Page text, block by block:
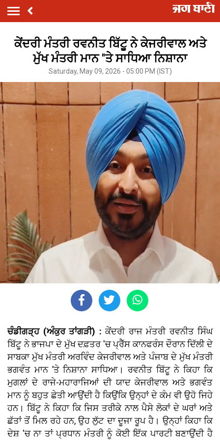
ਕੇਂਦਰੀ ਮੰਤਰੀ ਰਵਨੀਤ ਬਿੱਟੂ ਨੇ ਕੇਜਰੀਵਾਲ ਅਤੇ
ਮੁੱਖ ਮੰਤਰੀ ਮਾਨ ''ਤੇ ਸਾਧਿਆ ਨਿਸ਼ਾਨਾ
Saturday, May 09, 2026 - 05:00 PM (IST)
ਚੰਡੀਗੜ੍ਹ (ਅੰਕੁਰ ਤਾਂਗੜੀ) : ਕੇਂਦਰੀ ਰਾਜ ਮੰਤਰੀ ਰਵਨੀਤ ਸਿੰਘ
ਬਿੱਟੂ ਨੇ ਭਾਜਪਾ ਦੇ ਮੁੱਖ ਦਫ਼ਤਰ 'ਚ ਪ੍ਰੈੱਸ ਕਾਨਫਰੰਸ ਦੌਰਾਨ ਦਿੱਲੀ ਦੇ
ਸਾਬਕਾ ਮੁੱਖ ਮੰਤਰੀ ਅਰਵਿੰਦ ਕੇਜਰੀਵਾਲ ਅਤੇ ਪੰਜਾਬ ਦੇ ਮੁੱਖ ਮੰਤਰੀ
ਭਗਵੰਤ ਮਾਨ ’ਤੇ ਨਿਸ਼ਾਨਾ ਸਾਧਿਆ। ਰਵਨੀਤ ਬਿੱਟੂ ਨੇ ਕਿਹਾ ਕਿ
ਮੁਗਲਾਂ ਦੇ ਰਾਜੇ-ਮਹਾਰਾਜਿਆਂ ਦੀ ਯਾਦ ਕੇਜਰੀਵਾਲ ਅਤੇ ਭਗਵੰਤ
ਮਾਨ ਨੂੰ ਬਹੁਤ ਛੇਤੀ ਆਉਂਦੀ ਹੈ ਕਿਉਂਕਿ ਉਨ੍ਹਾਂ ਦੇ ਕੰਮ ਵੀ ਉਹੋ ਜਿਹੇ
ਹਨ। ਬਿੱਟੂ ਨੇ ਕਿਹਾ ਕਿ ਜਿਸ ਤਰੀਕੇ ਨਾਲ ਪੈਸੇ ਲੋਕਾਂ ਦੇ ਘਰਾਂ ਅਤੇ
ਛੱਤਾਂ ਤੋਂ ਮਿਲ ਰਹੇ ਹਨ, ਉਹ ਲੁੱਟ ਦਾ ਦੂਜਾ ਰੂਪ ਹੈ। ਉਨ੍ਹਾਂ ਕਿਹਾ ਕਿ
ਦੇਸ਼ 'ਚ ਨਾ ਤਾਂ ਪ੍ਰਧਾਨ ਮੰਤਰੀ ਨੂੰ ਕੋਈ ਇੱਕ ਪਾਰਟੀ ਬਣਾਉਂਦੀ ਹੈ